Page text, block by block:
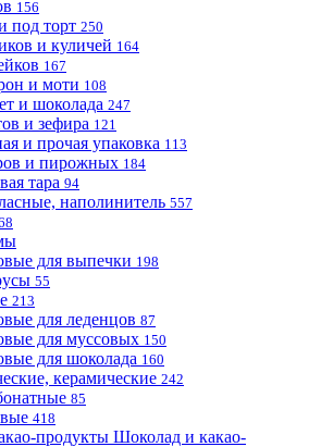
156
под торт 250
и куличей 164
167
и моти 108
и шоколада 247
и зефира 121
и прочая упаковка 113
и пирожных 184
тара 94
наполинитель 557
для выпечки 198
55
213
для леденцов 87
для муссовых 150
для шоколада 160
керамические 242
85
418
Шоколад и какао-